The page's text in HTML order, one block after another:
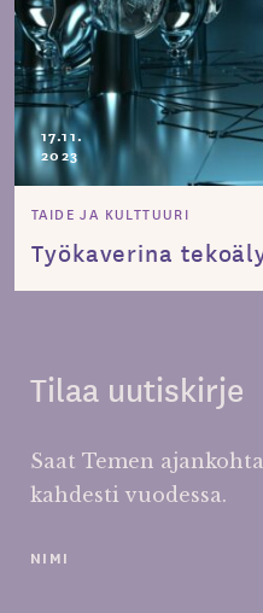
17.11.
2023
TAIDE JA KULTTUURI
Työkaverina
Tilaa uutiskirje
Saat Temen
kahdesti vuodessa.
NIMI